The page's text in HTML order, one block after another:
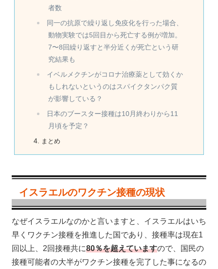
者数
同一の抗原で繰り返し免疫化を行った場合、
動物実験では5回目から死亡する例が増加。
7〜8回繰り返すと半分近くが死亡という研
究結果も
イベルメクチンがコロナ治療薬として効くか
もしれないというのはスパイクタンパク質
が影響している？
日本のブースター接種は10月終わりから11
月頃を予定？
まとめ
イスラエルのワクチン接種の現状
なぜイスラエルなのかと言いますと、イスラエルはいち
早くワクチン接種を推進した国であり、接種率は現在1
回以上、2回接種共に80％を超えていますので、国民の
接種可能者の大半がワクチン接種を完了した事になるの